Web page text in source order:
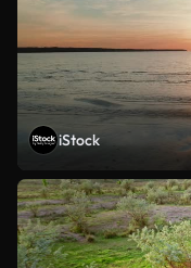
iStock